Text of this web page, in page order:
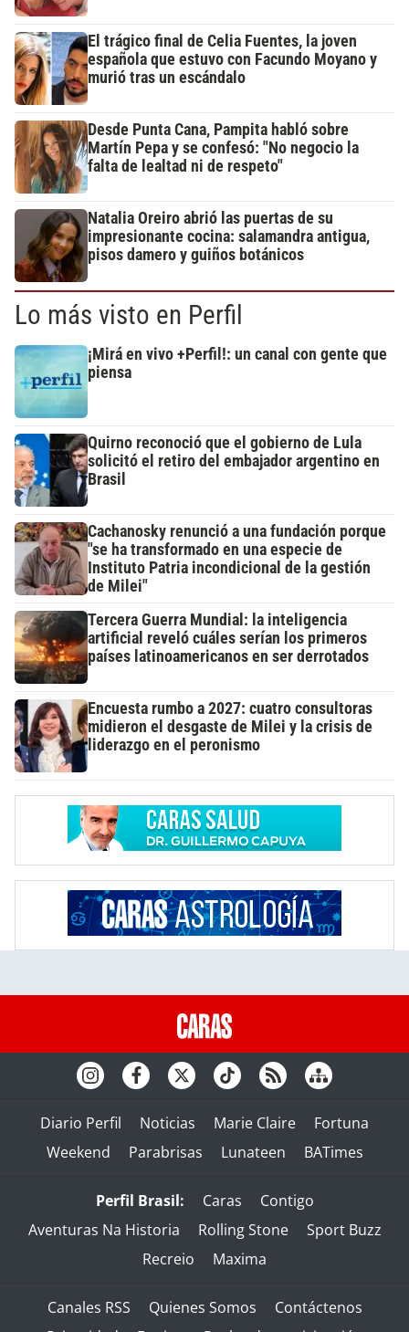
El trágico final de Celia Fuentes, la joven
española que estuvo con Facundo Moyano y
murió tras un escándalo
Desde Punta Cana, Pampita habló sobre
Martín Pepa y se confesó: "No negocio la
falta de lealtad ni de respeto"
Natalia Oreiro abrió las puertas de su
impresionante cocina: salamandra antigua,
pisos damero y guiños botánicos
Lo más visto en Perfil
¡Mirá en vivo +Perfil!: un canal con gente que
piensa
Quirno reconoció que el gobierno de Lula
solicitó el retiro del embajador argentino en
Brasil
Cachanosky renunció a una fundación porque
"se ha transformado en una especie de
Instituto Patria incondicional de la gestión
de Milei"
Tercera Guerra Mundial: la inteligencia
artificial reveló cuáles serían los primeros
países latinoamericanos en ser derrotados
Encuesta rumbo a 2027: cuatro consultoras
midieron el desgaste de Milei y la crisis de
liderazgo en el peronismo
Diario Perfil Noticias Marie Claire
Fortuna
Weekend
Parabrisas Lunateen BATimes
Perfil Brasil: Caras
Contigo
Aventuras Na Historia
Rolling Stone
Sport Buzz
Recreio
Maxima
Canales RSS Quienes Somos
Contáctenos